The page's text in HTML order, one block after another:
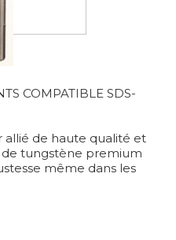
COMPATIBLE SDS-
allié de haute qualité et
tungstène premium
même dans les